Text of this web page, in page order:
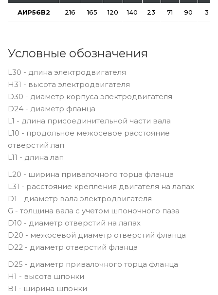
АИР56В2 216 165 120 140 23 71 90 3
Условные обозначения
L30 - длина электродвигателя
H31 - высота электродвигателя
D30 - диаметр корпуса электродвигателя
D24 - диаметр фланца
L1 - длина присоединительной части вала
L10 - продольное межосевое расстояние
отверстий лап
L11 - длина лап
L20 - ширина привалочного торца фланца
L31 - расстояние крепления двигателя на лапах
D1 - диаметр вала электродвигателя
G - толщина вала с учетом шпоночного паза
D10 - диаметр отверстий на лапах
D20 - межосевой диаметр отверстий фланца
D22 - диаметр отверстий фланца
D25 - диаметр привалочного торца фланца
H1 - высота шпонки
B1 - ширина шпонки